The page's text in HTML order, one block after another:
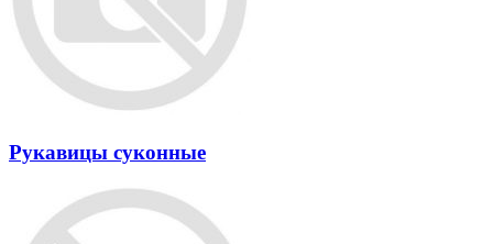
Рукавицы суконные